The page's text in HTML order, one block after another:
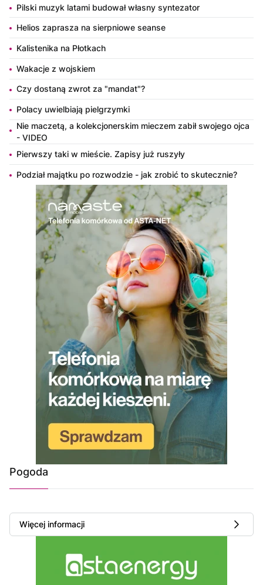
Pilski muzyk latami budował własny syntezator
Helios zaprasza na sierpniowe seanse
Kalistenika na Płotkach
Wakacje z wojskiem
Czy dostaną zwrot za "mandat"?
Polacy uwielbiają pielgrzymki
Nie maczetą, a kolekcjonerskim mieczem zabił swojego ojca
- VIDEO
Pierwszy taki w mieście. Zapisy już ruszyły
Podział majątku po rozwodzie - jak zrobić to skutecznie?
Pogoda
Więcej informacji